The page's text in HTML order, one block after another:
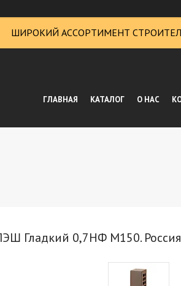
ШИРОКИЙ АССОРТИМЕНТ
ГЛАВНАЯ КАТАЛОГ О НАС
Гладкий 0,7НФ М150.